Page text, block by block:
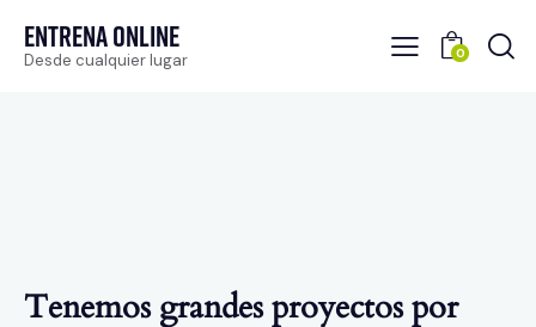
Entrena Online
Desde cualquier lugar 0
Tenemos grandes proyectos por